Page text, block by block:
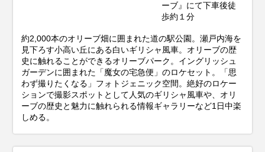
ーブ』にて下車後徒
歩約１分
約2,000本のオリーブ畑に囲まれた道の駅公園。瀬戸内海を
見下ろす小高い丘にある白いギリシャ風車。オリーブの歴
史に触れることができるオリーブパーク。イングリッシュ
ガーデンに囲まれた「魔女の宅急便」のロケセット。「思
わず撮りたくなる」フォトジェニック空間。絶好のロケー
ションで撮影スポットとして人気のギリシャ風車や、オリ
ーブの歴史と魅力に触れられる情報ギャラリーなど1日中楽
しめる。